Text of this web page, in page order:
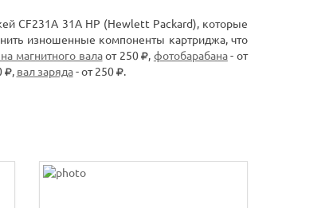
CF231A 31A HP (Hewlett Packard), которые
изношенные компоненты картриджа, что
магнитного валаот 250 , фотобарабана- от
, вал заряда- от 250 .